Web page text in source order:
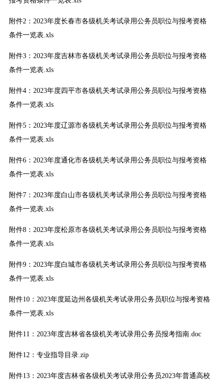
附件2：2023年度长春市各级机关考试录用公务员职位与报考资格
条件一览表.xls
附件3：2023年度吉林市各级机关考试录用公务员职位与报考资格
条件一览表.xls
附件4：2023年度四平市各级机关考试录用公务员职位与报考资格
条件一览表.xls
附件5：2023年度辽源市各级机关考试录用公务员职位与报考资格
条件一览表.xls
附件6：2023年度通化市各级机关考试录用公务员职位与报考资格
条件一览表.xls
附件7：2023年度白山市各级机关考试录用公务员职位与报考资格
条件一览表.xls
附件8：2023年度松原市各级机关考试录用公务员职位与报考资格
条件一览表.xls
附件9：2023年度白城市各级机关考试录用公务员职位与报考资格
条件一览表.xls
附件10：2023年度延边州各级机关考试录用公务员职位与报考资格
条件一览表.xls
附件11：2023年度吉林省各级机关考试录用公务员报考指南.doc
附件12：专业指导目录.zip
附件13：2023年度吉林省各级机关考试录用公务员2023年普通高校